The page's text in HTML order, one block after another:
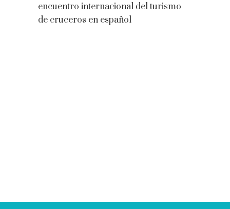
encuentro internacional del turismo
de cruceros en español